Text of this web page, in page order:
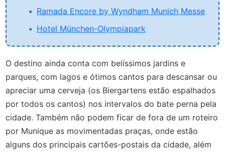
Ramada Encore by Wyndham Munich Messe
Hotel München-Olympiapark
O destino ainda conta com belíssimos jardins e
parques, com lagos e ótimos cantos para descansar ou
apreciar uma cerveja (os Biergartens estão espalhados
por todos os cantos) nos intervalos do bate perna pela
cidade. Também não podem ficar de fora de um roteiro
por Munique as movimentadas praças, onde estão
alguns dos principais cartões-postais da cidade, além